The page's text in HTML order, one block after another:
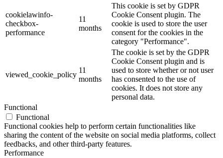
cookielawinfo-
checkbox-
performance
11
months
This cookie is set by GDPR
Cookie Consent plugin. The
cookie is used to store the user
consent for the cookies in the
category "Performance".
viewed_cookie_policy
11
months
The cookie is set by the GDPR
Cookie Consent plugin and is
used to store whether or not user
has consented to the use of
cookies. It does not store any
personal data.
Functional
Functional
Functional cookies help to perform certain functionalities like
sharing the content of the website on social media platforms, collect
feedbacks, and other third-party features.
Performance